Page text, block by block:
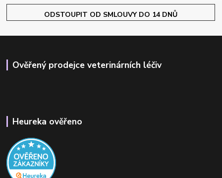
ODSTOUPIT OD SMLOUVY DO 14 DNŮ
Ověřený prodejce veterinárních léčiv
Heureka ověřeno